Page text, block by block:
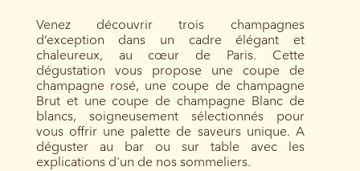
Venez découvrir trois champagnes
d’exception dans un cadre élégant et
chaleureux, au cœur de Paris. Cette
dégustation vous propose une coupe de
champagne rosé, une coupe de champagne
Brut et une coupe de champagne Blanc de
blancs, soigneusement sélectionnés pour
vous offrir une palette de saveurs unique. A
déguster au bar ou sur table avec les
explications d'un de nos sommeliers.